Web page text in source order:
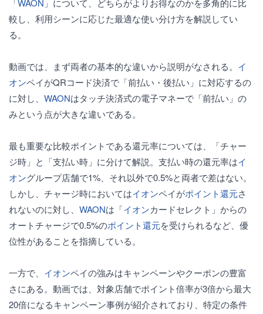
「WAON 」について、どちらがよりお得なのかを多角的に比
較し、利用シーンに応じた最適な使い分け方を解説してい
る。
動画では、まず両者の基本的な違いから説明がなされる。 イ
オンペイがQRコード決済で「前払い・後払い」に対応するの
に対し、 WAONはタッチ決済式の電子マネーで「前払い」の
みという点が大きな違いである。
最も重要な比較ポイントである還元率については、「チャー
ジ時」と「支払い時」に分けて解説。支払い時の還元率はイ
オングループ店舗で1%、それ以外で0.5%と両者で差はない。
しかし、チャージ時においてはイオンペイがポイント還元さ
れないのに対し、 WAONは「イオンカードセレクト」からの
オートチャージで0.5%のポイント還元を受けられるなど、優
位性があることを指摘している。
一方で、 イオンペイの強みはキャンペーンやクーポンの豊富
さにある。動画では、対象店舗でポイント倍率が3倍から最大
20倍になるキャンペーン事例が紹介されており、特定の条件